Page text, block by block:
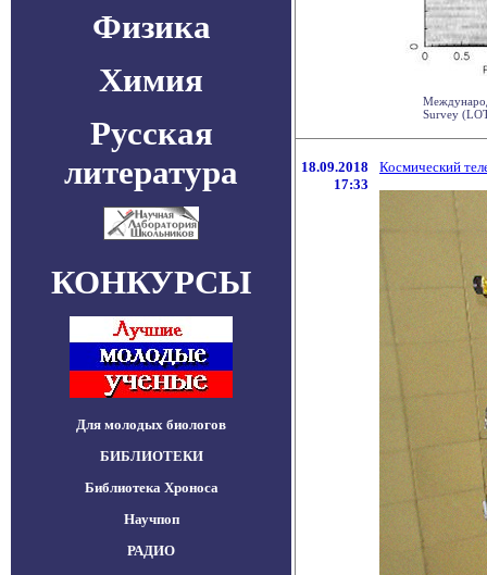
Физика
Химия
Русская
литература
КОНКУРСЫ
Для молодых биологов
БИБЛИОТЕКИ
Библиотека Хроноса
Научпоп
РАДИО
Survey
18.09.2018
17:33
Космический